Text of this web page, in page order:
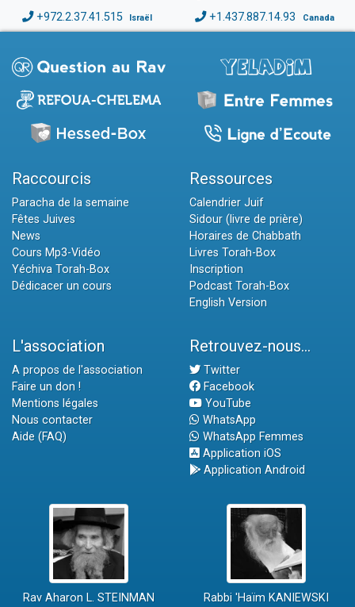
+972.2.37.41.515 Israël +1.437.887.14.93 Canada
Raccourcis
Paracha de la semaine
Fêtes Juives
News
Cours Mp3-Vidéo
Yéchiva Torah-Box
Dédicacer un cours
Ressources
Calendrier Juif
Sidour (livre de prière)
Horaires de Chabbath
Livres Torah-Box
Inscription
Podcast Torah-Box
English Version
L'association
A propos de l'association
Faire un don !
Mentions légales
Nous contacter
Aide (FAQ)
Retrouvez-nous...
Twitter
Facebook
YouTube
WhatsApp
WhatsApp Femmes
Application iOS
Application Android
Rav Aharon L. STEINMAN Rabbi 'Haïm KANIEWSKI